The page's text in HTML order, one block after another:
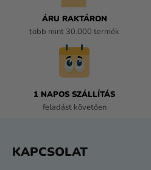
ÁRU RAKTÁRON
több mint 30.000 termék
1 NAPOS SZÁLLÍTÁS
feladást követően
KAPCSOLAT